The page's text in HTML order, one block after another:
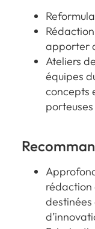
apporter
Ateliers
équipes
concepts
porteuses
rédaction